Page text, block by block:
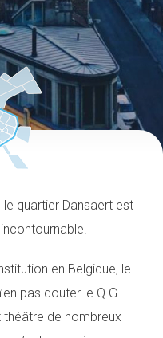
quartier Dansaert est
en Belgique, le
pas douter le Q.G.
de nombreux